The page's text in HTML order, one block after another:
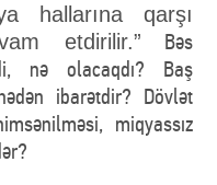
hallarına qarşı
etdirilir.” Bəs
nə olacaqdı? Baş
ibarətdir? Dövlət
miqyassız